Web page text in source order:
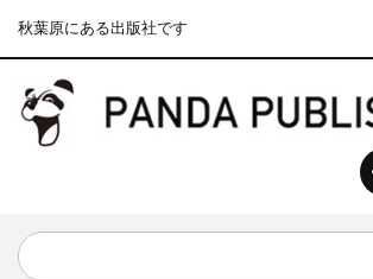
秋葉原にある出版社です
『F-2超入門』（関 賢太郎）三刷...